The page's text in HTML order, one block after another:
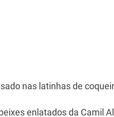
nas latinhas de
enlatados da Camil